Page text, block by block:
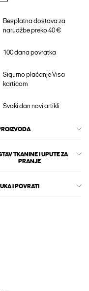
Besplatna dostava za
narudžbe preko 40 €
100 dana povratka
Sigurno plaćanje Visa
karticom
Svaki dan novi artikli
TKANINE I UPUTE ZA
PRANJE
I POVRATI